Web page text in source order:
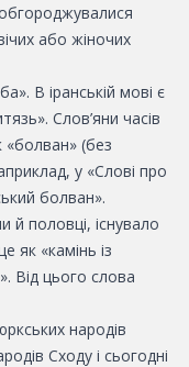
обгороджувалися
або жіночих
В іранській мові є
Слов’яни часів
«болван» (без
у «Слові про
болван».
й половці, існувало
як «камінь із
Від цього слова
народів
Сходу і сьогодні